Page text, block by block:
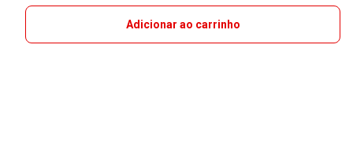
Adicionar ao carrinho